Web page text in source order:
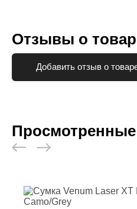
Отзывы о
Добавить отзыв о